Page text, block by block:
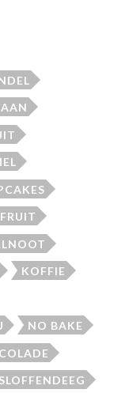
FRUIT
KOFFIE
NO BAKE
SLOFFENDEEG